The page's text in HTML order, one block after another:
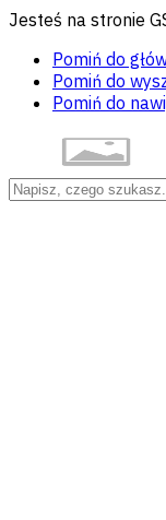
Jesteś na stronie
Pomiń do
Pomiń do
Pomiń do